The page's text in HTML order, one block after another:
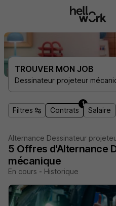
TROUVER MON JOB
Dessinateur projeteur
Filtres Contrats
1
Salaire
Alternance Dessinateur
5 Offres d'Alternance
mécanique
En cours - Historique